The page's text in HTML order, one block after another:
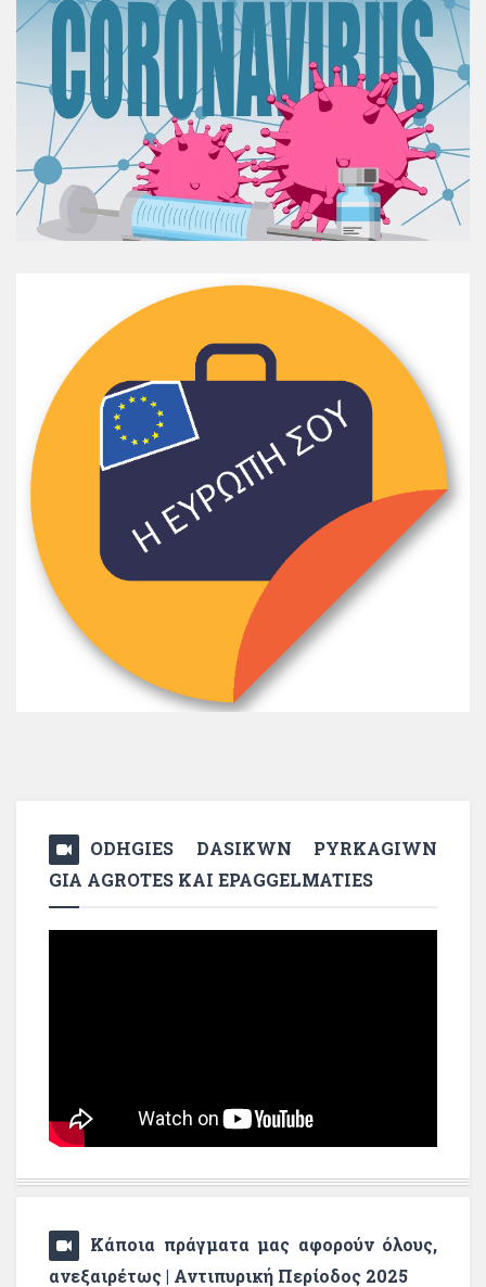
ODHGIES DASIKWN PYRKAGIWN
GIA AGROTES KAI EPAGGELMATIES
Κάποια πράγματα μας αφορούν όλους,
ανεξαιρέτως | Αντιπυρική Περίοδος 2025